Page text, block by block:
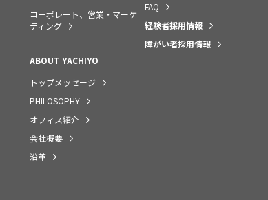
コーポレート、営業・マーケ
ティング
ABOUT YACHIYO
トップメッセージ
PHILOSOPHY
オフィス紹介
会社概要
沿革
FAQ
経験者採用情報
障がい者採用情報